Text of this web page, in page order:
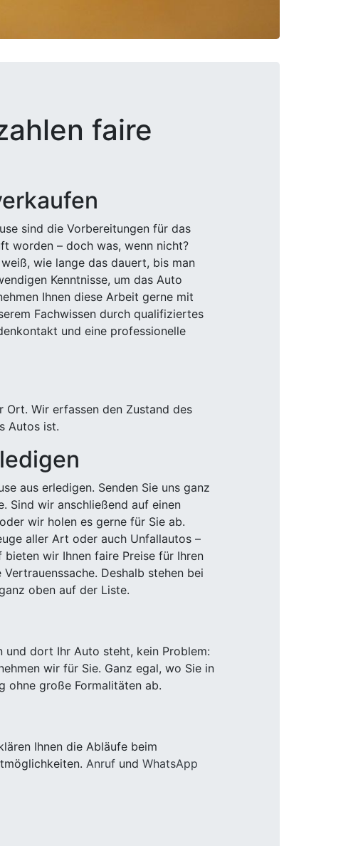
faire
sind die Vorbereitungen für das
worden – doch was, wenn nicht?
wie lange das dauert, bis man
Kenntnisse, um das Auto
Ihnen diese Arbeit gerne mit
Fachwissen durch qualifiziertes
und eine professionelle
Wir erfassen den Zustand des
Autos ist.
aus erledigen. Senden Sie uns ganz
Sind wir anschließend auf einen
wir holen es gerne für Sie ab.
aller Art oder auch Unfallautos –
wir Ihnen faire Preise für Ihren
Deshalb stehen bei
oben auf der Liste.
und dort Ihr Auto steht, kein Problem:
wir für Sie. Ganz egal, wo Sie in
ohne große Formalitäten ab.
Ihnen die Abläufe beim
Anruf und WhatsApp